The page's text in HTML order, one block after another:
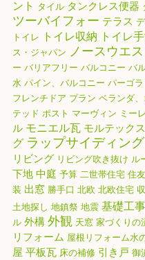
ント タイル タンクレス便器
ツーバイフォー テラス
トイレ トイレ収納 トイレ
ス・ジャパン ノースウエ
ー バリアフリー バルコニー バ
水 パイン、バルコニー パーゴラ
フレンチドア プラン ベランダ
テッド ポスト マーヴィン ミー
ル モニエル瓦 モルテックス
グ ラップサイディング
リビング リビング吹き抜け ル
下地中庭 予算 二世帯住宅 住
装 出窓 勝手口 北欧 北欧住宅
土地探し 地鎮祭 地震 基礎工事
ル 外構外観 天窓 家づくりの
リフォーム 屋根リフォーム水
屋 平板瓦 床の補修 引き戸 御